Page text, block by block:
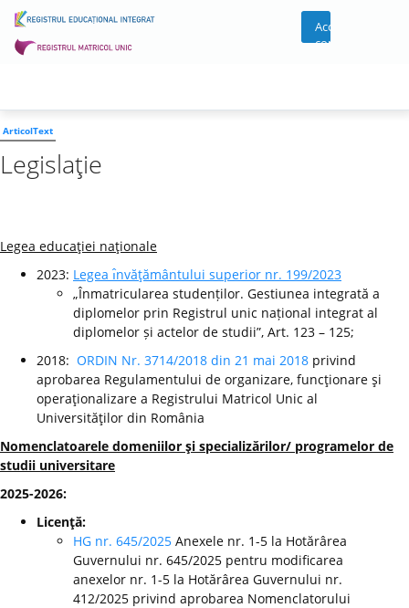
Acces
cont
ArticolText
Legislaţie
Legea educaţiei naţionale
2023: Legea ı̂nvăţământului superior nr. 199/2023
„Înmatricularea studenților. Gestiunea integrată a
diplomelor prin Registrul unic național integrat al
diplomelor și actelor de studii”, Art. 123 – 125;
2018: ORDIN Nr. 3714/2018 din 21 mai 2018 privind
aprobarea Regulamentului de organizare, funcţionare şi
operaţionalizare a Registrului Matricol Unic al
Universităţilor din România
Nomenclatoarele domeniilor şi specializărilor/ programelor de
studii universitare
2025-2026:
Licenţă:
HG nr. 645/2025 Anexele nr. 1-5 la Hotărârea
Guvernului nr. 645/2025 pentru modificarea
anexelor nr. 1-5 la Hotărârea Guvernului nr.
412/2025 privind aprobarea Nomenclatorului